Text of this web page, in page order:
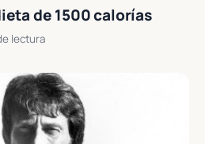
de 1500 calorías
lectura